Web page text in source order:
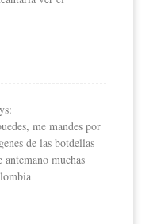
me mandes por
de las botdellas
muchas